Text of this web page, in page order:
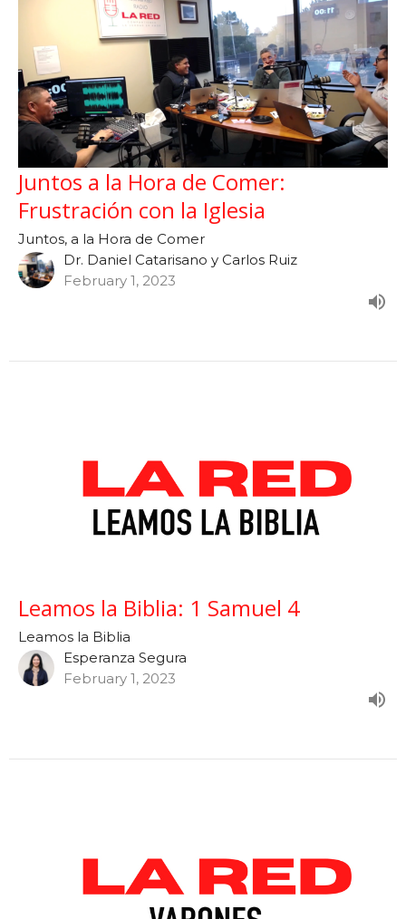
Juntos a la Hora de Comer:
Frustración con la Iglesia
Juntos, a la Hora de Comer
Dr. Daniel Catarisano y Carlos Ruiz
February 1, 2023
Leamos la Biblia: 1 Samuel 4
Leamos la Biblia
Esperanza Segura
February 1, 2023